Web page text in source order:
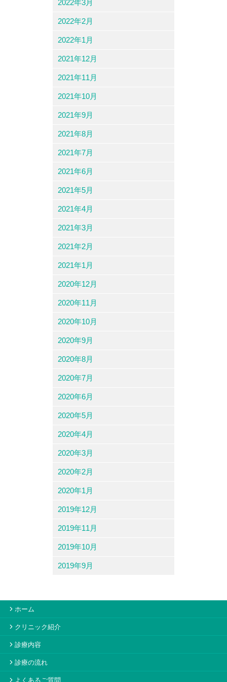
2022年3月
2022年2月
2022年1月
2021年12月
2021年11月
2021年10月
2021年9月
2021年8月
2021年7月
2021年6月
2021年5月
2021年4月
2021年3月
2021年2月
2021年1月
2020年12月
2020年11月
2020年10月
2020年9月
2020年8月
2020年7月
2020年6月
2020年5月
2020年4月
2020年3月
2020年2月
2020年1月
2019年12月
2019年11月
2019年10月
2019年9月
ホーム
クリニック紹介
診療内容
診療の流れ
よくあるご質問